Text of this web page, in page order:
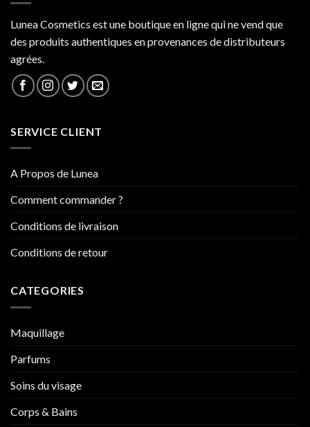
Lunea Cosmetics est une boutique en ligne qui ne vend que
des produits authentiques en provenances de distributeurs
agrées.
SERVICE CLIENT
A Propos de Lunea
Comment commander ?
Conditions de livraison
Conditions de retour
CATEGORIES
Maquillage
Parfums
Soins du visage
Corps & Bains